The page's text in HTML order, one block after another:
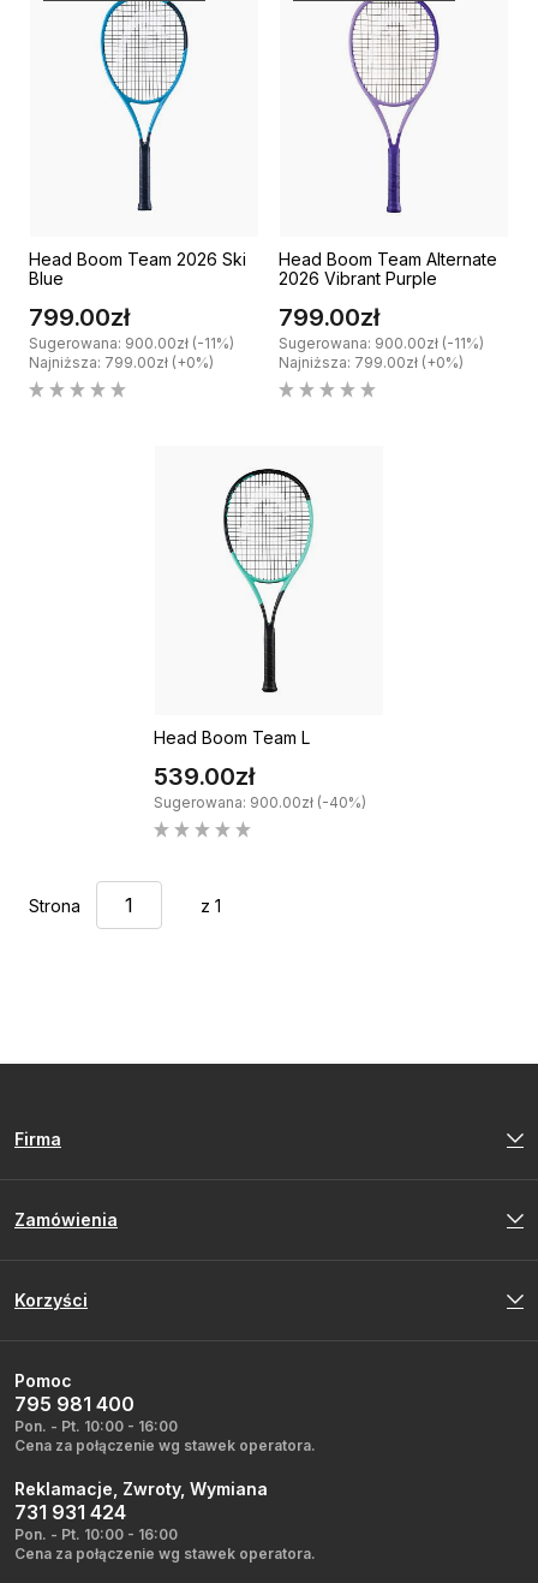
Head Boom Team 2026 Ski
Blue
799.00zł
Sugerowana: 900.00zł (-11%)
Najniższa: 799.00zł (+0%)
Head Boom Team Alternate
2026 Vibrant Purple
799.00zł
Sugerowana: 900.00zł (-11%)
Najniższa: 799.00zł (+0%)
Head Boom Team L
539.00zł
Sugerowana: 900.00zł (-40%)
Strona z 1
Firma
Zamówienia
Korzyści
Pomoc
795 981 400
Pon. - Pt. 10:00 - 16:00
Cena za połączenie wg stawek operatora.
Reklamacje, Zwroty, Wymiana
731 931 424
Pon. - Pt. 10:00 - 16:00
Cena za połączenie wg stawek operatora.